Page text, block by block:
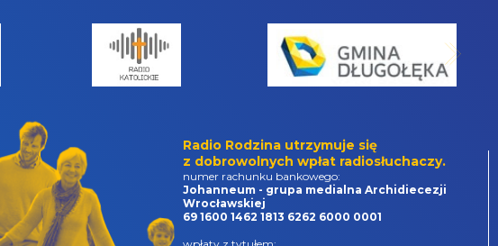
Radio Rodzina utrzymuje się
z dobrowolnych wpłat radiosłuchaczy.
numer rachunku bankowego:
Johanneum - grupa medialna Archidiecezji
Wrocławskiej
69 1600 1462 1813 6262 6000 0001